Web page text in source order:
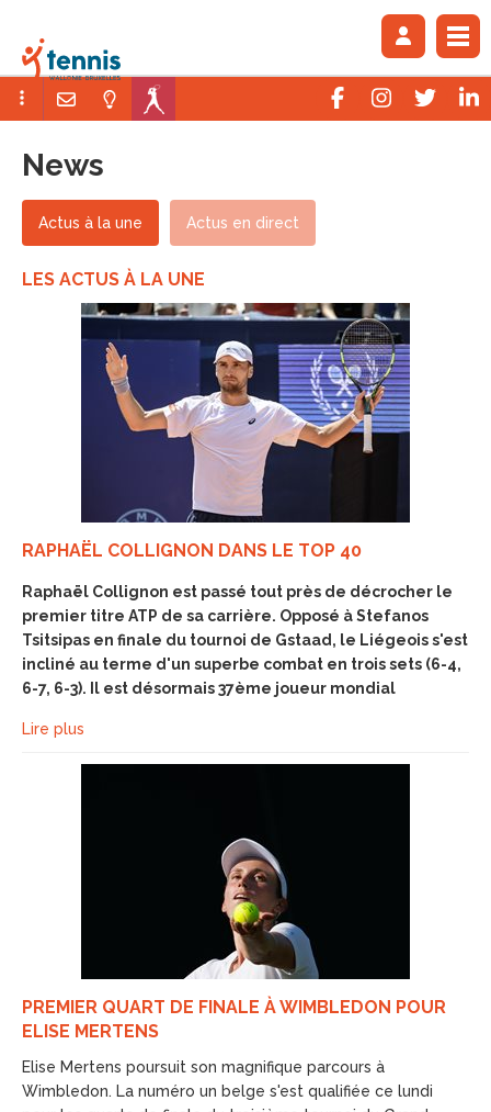
News
Actus à la une Actus en direct
LES ACTUS À LA UNE
RAPHAËL COLLIGNON DANS LE TOP 40
Raphaël Collignon est passé tout près de décrocher le
premier titre ATP de sa carrière. Opposé à Stefanos
Tsitsipas en finale du tournoi de Gstaad, le Liégeois s'est
incliné au terme d'un superbe combat en trois sets (6-4,
6-7, 6-3). Il est désormais 37ème joueur mondial
Lire plus
PREMIER QUART DE FINALE À WIMBLEDON POUR
ELISE MERTENS
Elise Mertens poursuit son magnifique parcours à
Wimbledon. La numéro un belge s'est qualifiée ce lundi